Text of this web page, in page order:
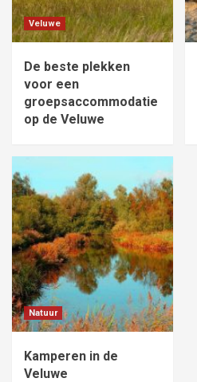
Veluwe
De beste plekken
voor een
groepsaccommodatie
op de Veluwe
Natuur
Kamperen in de
Veluwe